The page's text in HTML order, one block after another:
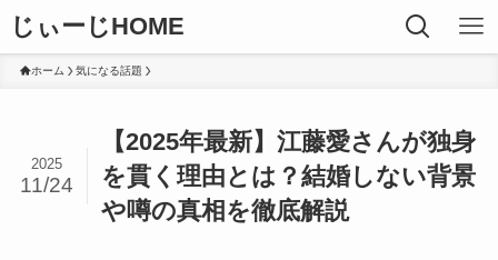
じぃーじHOME
ホーム 気になる話題
【2025年最新】江藤愛さんが独身
を貫く理由とは？結婚しない背景
や噂の真相を徹底解説
2025
11/24